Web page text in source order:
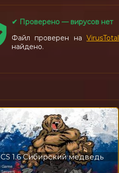
✔ Проверено — вирусов нет
Файл проверен наVirusTotal
найдено.
CS 1.6 Сибирский медведь